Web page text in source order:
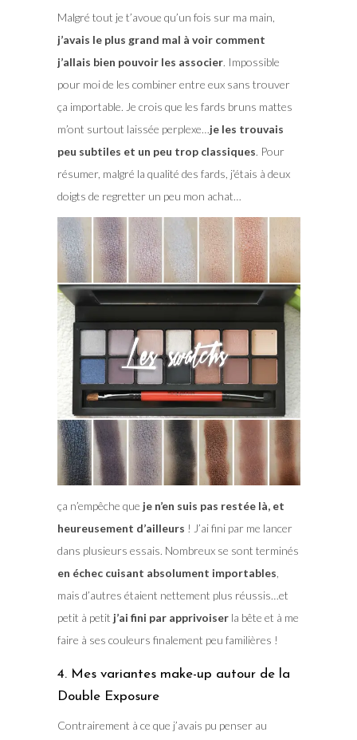
Malgré tout je t’avoue qu’un fois sur ma main,
j’avais le plus grand mal à voir comment
j’allais bien pouvoir les associer. Impossible
pour moi de les combiner entre eux sans trouver
ça importable. Je crois que les fards bruns mattes
m’ont surtout laissée perplexe…je les trouvais
peu subtiles et un peu trop classiques. Pour
résumer, malgré la qualité des fards, j’étais à deux
doigts de regretter un peu mon achat…
ça n’empêche que je n’en suis pas restée là, et
heureusement d’ailleurs ! J’ai fini par me lancer
dans plusieurs essais. Nombreux se sont terminés
en échec cuisant absolument importables
mais d’autres étaient nettement plus réussis…et
petit à petit j’ai fini par apprivoiserla bête et à me
faire à ses couleurs finalement peu familières !
4. Mes variantes make-up autour de la
Double Exposure
Contrairement à ce que j’avais pu penser au